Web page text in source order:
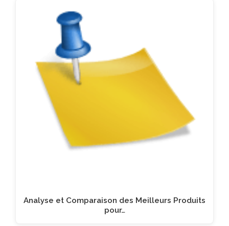
Analyse et Comparaison des Meilleurs Produits
pour…